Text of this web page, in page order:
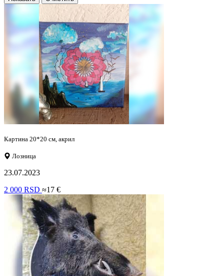
Картина 20*20 см, акрил
Лозница
23.07.2023
2 000 RSD ≈17 €